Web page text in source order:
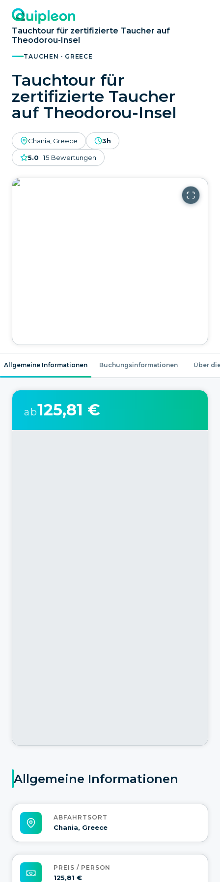
Tauchtour für zertifizierte Taucher auf
Theodorou-Insel
TAUCHEN · GREECE
Tauchtour für
zertifizierte Taucher
auf Theodorou-Insel
Chania, Greece 3h
5.0 ·15 Bewertungen
Allgemeine Informationen Buchungsinformationen Über
Allgemeine Informationen
ABFAHRTSORT
Chania, Greece
PREIS / PERSON
125,81 €
ab125,81 €